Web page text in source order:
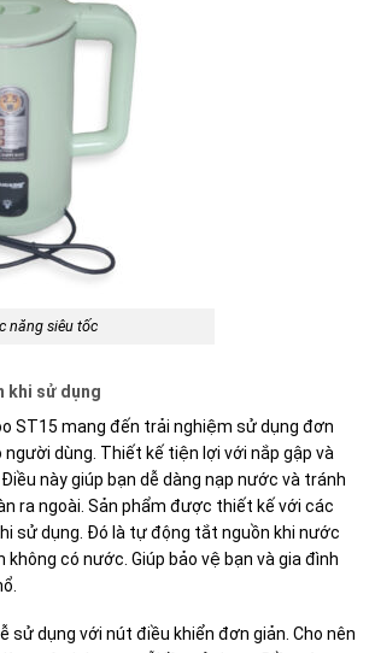
năng siêu tốc
khi sử dụng
ST15 mang đến trải nghiệm sử dụng đơn
người dùng. Thiết kế tiện lợi với nắp gập và
này giúp bạn dễ dàng nạp nước và tránh
ra ngoài. Sản phẩm được thiết kế với các
sử dụng. Đó là tự động tắt nguồn khi nước
không có nước. Giúp bảo vệ bạn và gia đình
sử dụng với nút điều khiển đơn giản. Cho nên